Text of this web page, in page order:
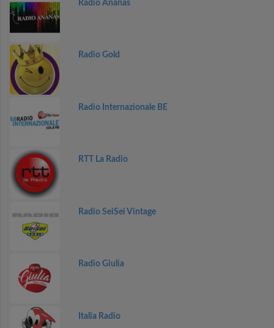
Radio Ananas
Radio Gold
Radio Internazionale BE
RTT La Radio
Radio SeiSei Vintage
Radio Giulia
Italia Radio